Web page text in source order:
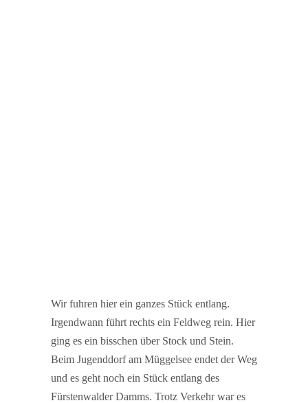
Wir fuhren hier ein ganzes Stück entlang.
Irgendwann führt rechts ein Feldweg rein. Hier
ging es ein bisschen über Stock und Stein.
Beim Jugenddorf am Müggelsee endet der Weg
und es geht noch ein Stück entlang des
Fürstenwalder Damms. Trotz Verkehr war es